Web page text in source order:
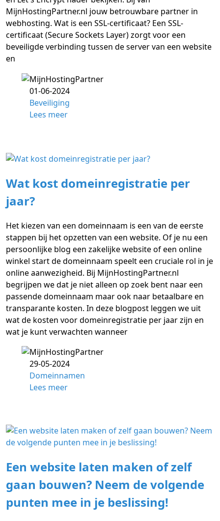
MijnHostingPartner.nl jouw betrouwbare partner in
webhosting. Wat is een SSL-certificaat? Een SSL-
certificaat (Secure Sockets Layer) zorgt voor een
beveiligde verbinding tussen de server van een website
en
01-06-2024
Beveiliging
Lees meer
Wat kost domeinregistratie per
jaar?
Het kiezen van een domeinnaam is een van de eerste
stappen bij het opzetten van een website. Of je nu een
persoonlijke blog een zakelijke website of een online
winkel start de domeinnaam speelt een cruciale rol in je
online aanwezigheid. Bij MijnHostingPartner.nl
begrijpen we dat je niet alleen op zoek bent naar een
passende domeinnaam maar ook naar betaalbare en
transparante kosten. In deze blogpost leggen we uit
wat de kosten voor domeinregistratie per jaar zijn en
wat je kunt verwachten wanneer
29-05-2024
Domeinnamen
Lees meer
Een website laten maken of zelf
gaan bouwen? Neem de volgende
punten mee in je beslissing!